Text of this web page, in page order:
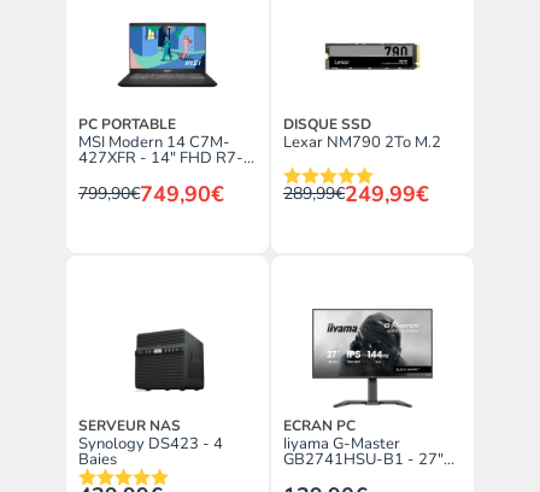
PC PORTABLE
MSI Modern 14 C7M-
427XFR - 14" FHD R7-
OS avec Clavier
rétroéclairé
799,90€749,90€
DISQUE SSD
Lexar NM790 2To M.2
289,99€249,99€
SERVEUR NAS
Synology DS423 - 4
Baies
ECRAN PC
Iiyama G-Master
GB2741HSU-B1 - 27"